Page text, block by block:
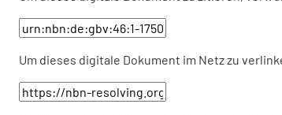
Um dieses digitale Dokument im Netz zu